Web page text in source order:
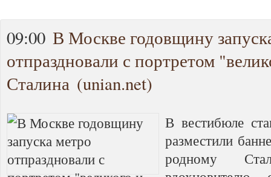
09:00 В Москве годовщину
отпраздновали с портретом
Сталина (unian.net)
В вестибюле
разместили
родному